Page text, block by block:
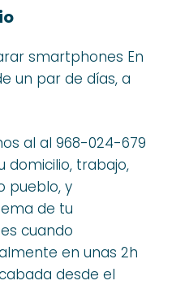
smartphones En
un par de días, a
al al 968-024-679
domicilio, trabajo,
pueblo, y
de tu
cuando
en unas 2h
desde el